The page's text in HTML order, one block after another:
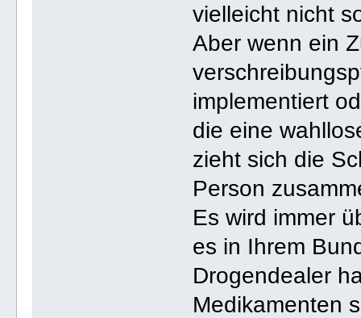
vielleicht nicht
Aber wenn ein
implementiert
die eine
zieht sich die
Person
Es wird immer
es in Ihrem
Drogendealer
Medikamenten